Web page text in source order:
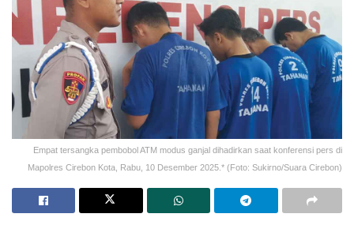
Empat tersangka pembobol ATM modus ganjal dihadirkan saat konferensi pers di
Mapolres Cirebon Kota, Rabu, 10 Desember 2025.* (Foto: Sukirno/Suara Cirebon)